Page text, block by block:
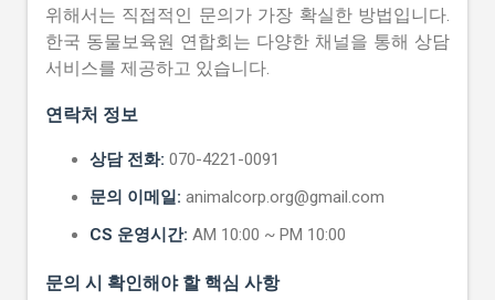
위해서는 직접적인 문의가 가장 확실한 방법입니다.
한국 동물보육원 연합회는 다양한 채널을 통해 상담
서비스를 제공하고 있습니다.
연락처 정보
상담 전화: 070-4221-0091
문의 이메일: animalcorp.org@gmail.com
CS 운영시간: AM 10:00 ~ PM 10:00
문의 시 확인해야 할 핵심 사항